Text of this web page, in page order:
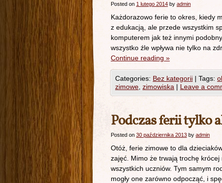
Posted on 1 lutego 2014 by admin
Każdorazowo ferie to okres, kiedy
z edukacją, ale przede wszystkim
komputerem jak też innymi
wszystko źle wpływa nie tylko na
Continue reading »
Categories: Bez kategorii | Tags:
zimowe zimowiska | Leave a
Podczas ferii tylko
Posted on 30 października 2013 by admin
Otóż, ferie zimowe to dla
zajęć. Mimo że trwają trochę
wszystkich uczniów. Tym samym
mogły one zarówno odpocząć, i